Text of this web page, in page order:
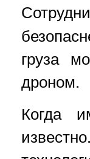
груза
дроном.
Когда